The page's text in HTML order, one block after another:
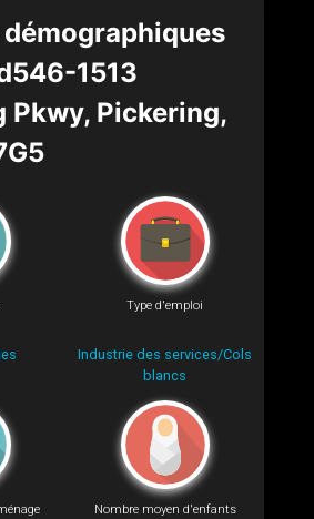
démographiques
1513
Pkwy, Pickering,
Type d'emploi
Industrie des services/Cols
blancs
Nombre moyen d'enfants